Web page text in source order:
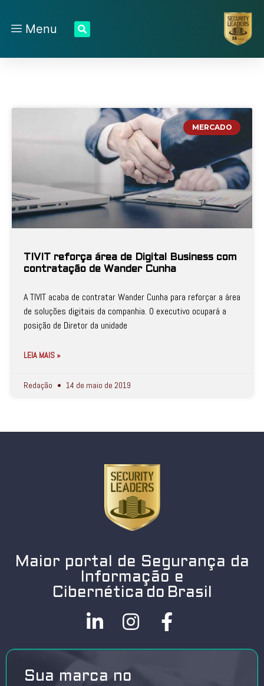
Menu
MERCADO
TIVIT reforça área de Digital Business com
contratação de Wander Cunha
A TIVIT acaba de contratar Wander Cunha para reforçar a área
de soluções digitais da companhia. O executivo ocupará a
posição de Diretor da unidade
LEIA MAIS »
Redação 14 de maio de 2019
Maior portal de Segurança da
Informação e
Cibernética do Brasil
Sua marca no